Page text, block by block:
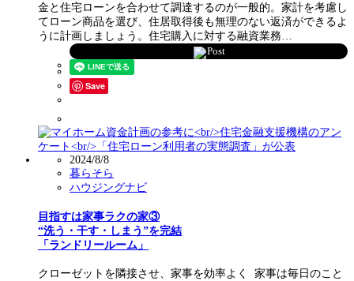
金と住宅ローンを合わせて調達するのが一般的。家計を考慮し
てローン商品を選び、住居取得後も無理のない返済ができるよ
うに計画しましょう。住宅購入に対する融資業務…
Post
Save
2024/8/8
暮らそら
ハウジングナビ
目指すは家事ラクの家③
“洗う・干す・しまう”を完結
「ランドリールーム」
クローゼットを隣接させ、家事を効率よく 家事は毎日のこと